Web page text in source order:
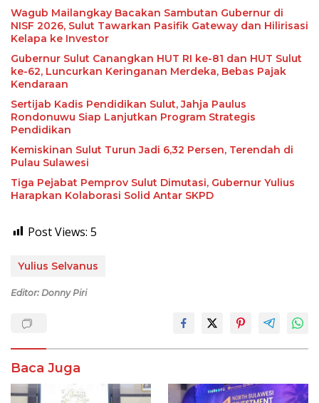
Wagub Mailangkay Bacakan Sambutan Gubernur di
NISF 2026, Sulut Tawarkan Pasifik Gateway dan Hilirisasi
Kelapa ke Investor
Gubernur Sulut Canangkan HUT RI ke-81 dan HUT Sulut
ke-62, Luncurkan Keringanan Merdeka, Bebas Pajak
Kendaraan
Sertijab Kadis Pendidikan Sulut, Jahja Paulus
Rondonuwu Siap Lanjutkan Program Strategis
Pendidikan
Kemiskinan Sulut Turun Jadi 6,32 Persen, Terendah di
Pulau Sulawesi
Tiga Pejabat Pemprov Sulut Dimutasi, Gubernur Yulius
Harapkan Kolaborasi Solid Antar SKPD
Post Views: 5
Yulius Selvanus
Editor: Donny Piri
Baca Juga